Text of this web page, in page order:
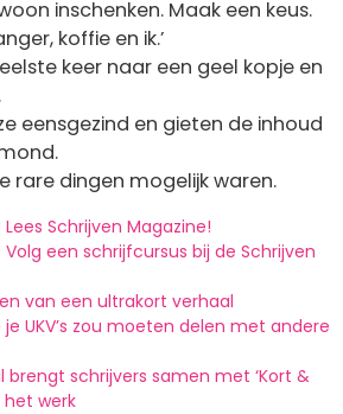
inschenken. Maak een keus.
koffie en ik.’
keer naar een geel kopje en
eensgezind en gieten de inhoud
rare dingen mogelijk waren.
Schrijven Magazine!
een schrijfcursus bij de Schrijven
van een ultrakort verhaal
UKV’s zou moeten delen met andere
brengt schrijvers samen met ‘Kort &
het werk